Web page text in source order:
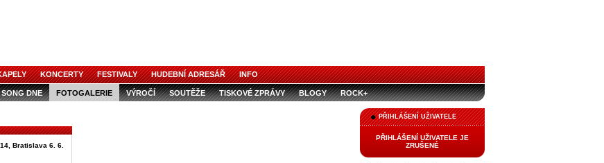
KONCERTY FESTIVALY HUDEBNÍ ADRESÁŘ INFO
SONG DNE FOTOGALERIE VÝROČÍ SOUTĚŽE TISKOVÉ ZPRÁVY BLOGY ROCK+
PŘIHLÁŠENÍ UŽIVATELE
PŘIHLÁŠENÍ UŽIVATELE JE
ZRUŠENÉ
Bratislava 6. 6.